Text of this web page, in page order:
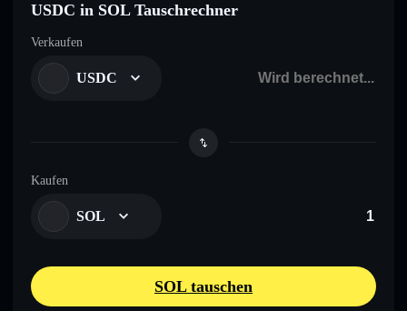
USDC in SOL Tauschrechner
Verkaufen
USDC
Kaufen
SOL
SOL tauschen